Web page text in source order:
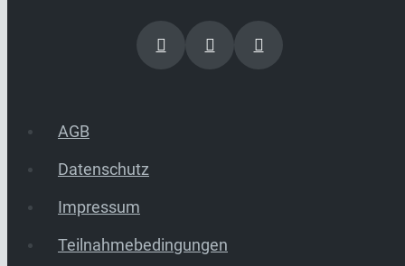
AGB
Datenschutz
Impressum
Teilnahmebedingungen